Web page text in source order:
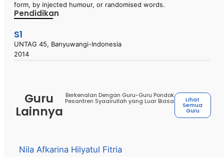
form, by injected humour, or randomised words.
Pendidikan
S1
UNTAG 45, Banyuwangi-Indonesia
2014
Guru
Lainnya
Berkenalan Dengan Guru-Guru Pondok
Pesantren Syaairullah yang Luar Biasa Lihat
Semua
Guru
Nila Afkarina Hilyatul Fitria